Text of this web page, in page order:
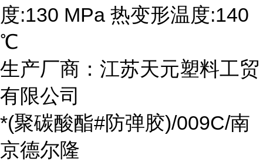
度:130 MPa 热变形温度:140
℃
生产厂商：江苏天元塑料工贸
有限公司
*(聚碳酸酯#防弹胶)/009C/南
京德尔隆